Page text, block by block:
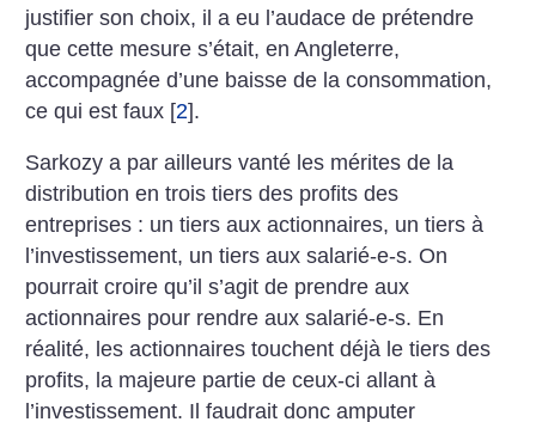
justifier son choix, il a eu l’audace de prétendre
que cette mesure s’était, en Angleterre,
accompagnée d’une baisse de la consommation,
ce qui est faux [2].
Sarkozy a par ailleurs vanté les mérites de la
distribution en trois tiers des profits des
entreprises : un tiers aux actionnaires, un tiers à
l’investissement, un tiers aux salarié-e-s. On
pourrait croire qu’il s’agit de prendre aux
actionnaires pour rendre aux salarié-e-s. En
réalité, les actionnaires touchent déjà le tiers des
profits, la majeure partie de ceux-ci allant à
l’investissement. Il faudrait donc amputer